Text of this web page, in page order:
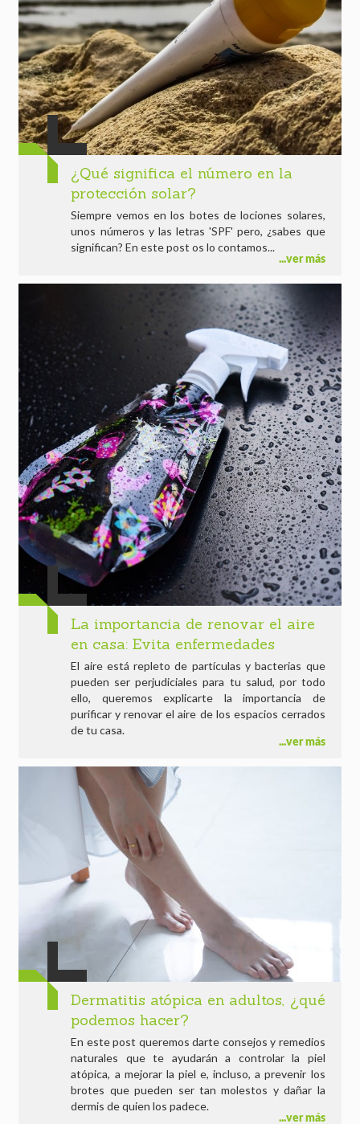
¿Qué significa el número en la
protección solar?
Siempre vemos en los botes de lociones solares,
unos números y las letras 'SPF' pero, ¿sabes que
significan? En este post os lo contamos...
ver más
La importancia de renovar el aire
en casa: Evita enfermedades
El aire está repleto de partículas y bacterias que
pueden ser perjudiciales para tu salud, por todo
ello, queremos explicarte la importancia de
purificar y renovar el aire de los espacios cerrados
de tu casa.
ver más
Dermatitis atópica en adultos, ¿qué
podemos hacer?
En este post queremos darte consejos y remedios
naturales que te ayudarán a controlar la piel
atópica, a mejorar la piel e, incluso, a prevenir los
brotes que pueden ser tan molestos y dañar la
dermis de quien los padece.
ver más